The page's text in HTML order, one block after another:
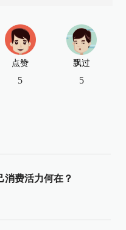
点赞
5
飘过
5
消费活力何在？